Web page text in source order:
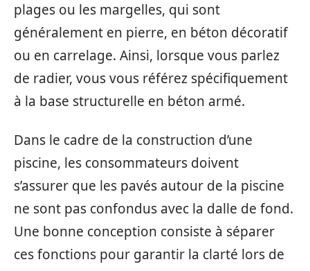
plages ou les margelles, qui sont
généralement en pierre, en béton décoratif
ou en carrelage. Ainsi, lorsque vous parlez
de radier, vous vous référez spécifiquement
à la base structurelle en béton armé.
Dans le cadre de la construction d’une
piscine, les consommateurs doivent
s’assurer que les pavés autour de la piscine
ne sont pas confondus avec la dalle de fond.
Une bonne conception consiste à séparer
ces fonctions pour garantir la clarté lors de